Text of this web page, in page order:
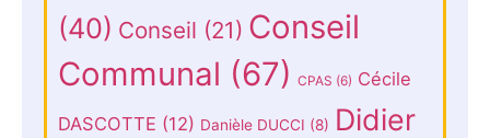
(40) Conseil (21) Conseil
Communal (67) CPAS (6) Cécile
DASCOTTE (12) Danièle DUCCI (8) Didier